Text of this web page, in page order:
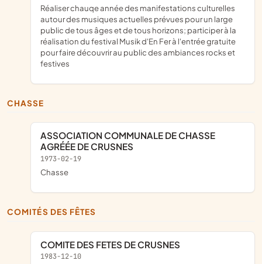
réaliser chauqe année des manifestations culturelles
autour des musiques actuelles prévues pour un large
public de tous âges et de tous horizons; participer à la
réalisation du festival Musik d'En Fer à l'entrée gratuite
pour faire découvrir au public des ambiances rocks et
festives
CHASSE
ASSOCIATION COMMUNALE DE CHASSE
AGRÉÉE DE CRUSNES
1973-02-19
chasse
COMITÉS DES FÊTES
COMITE DES FETES DE CRUSNES
1983-12-10